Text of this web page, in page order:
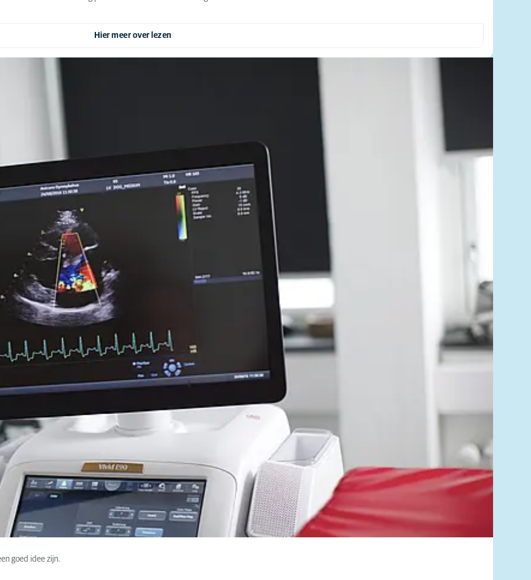
Hier meer over lezen
goed idee zijn.